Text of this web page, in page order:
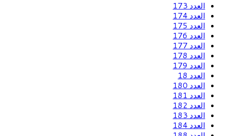
العدد 173
العدد 174
العدد 175
العدد 176
العدد 177
العدد 178
العدد 179
العدد 18
العدد 180
العدد 181
العدد 182
العدد 183
العدد 184